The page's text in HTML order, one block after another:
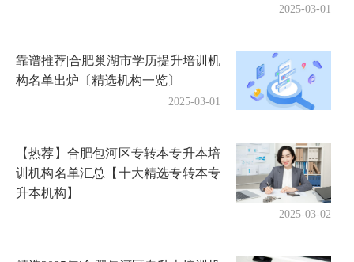
2025-03-01
靠谱推荐|合肥巢湖市学历提升培训机
构名单出炉〔精选机构一览〕
2025-03-01
【热荐】合肥包河区专转本专升本培
训机构名单汇总【十大精选专转本专
升本机构】
2025-03-02